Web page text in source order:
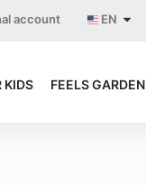
EN
account
KIDS FEELS GARDEN